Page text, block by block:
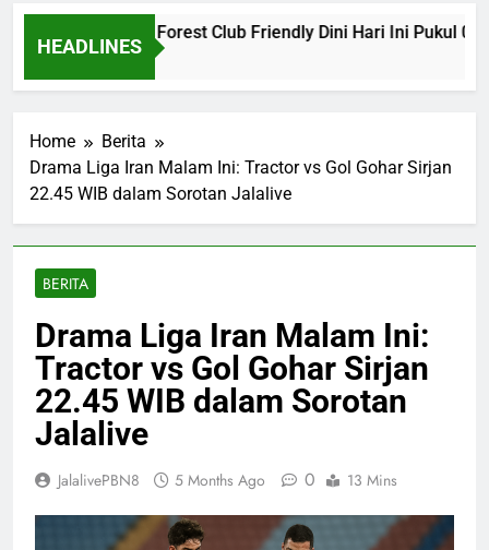
HEADLINES
vs Nottingham Forest Club Friendly Dini Hari Ini Pukul
Home
Berita
Drama Liga Iran Malam Ini: Tractor vs Gol Gohar Sirjan
22.45 WIB dalam Sorotan Jalalive
BERITA
Drama Liga Iran Malam Ini:
Tractor vs Gol Gohar Sirjan
22.45 WIB dalam Sorotan
Jalalive
JalalivePBN8 5 Months Ago 0 13 Mins